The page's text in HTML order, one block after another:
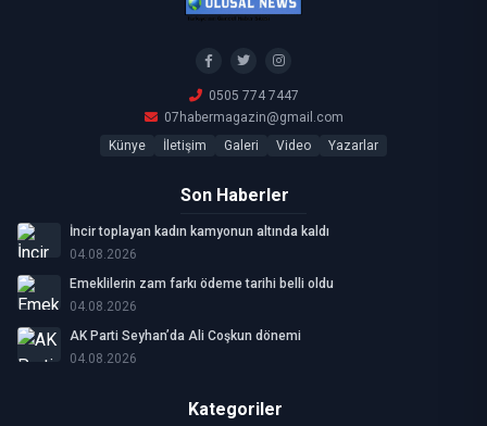
0505 774 7447
07habermagazin@gmail.com
Künye
İletişim Galeri Video Yazarlar
Son Haberler
İncir toplayan kadın kamyonun altında kaldı
04.08.2026
Emeklilerin zam farkı ödeme tarihi belli oldu
04.08.2026
AK Parti Seyhan’da Ali Coşkun dönemi
04.08.2026
Kategoriler